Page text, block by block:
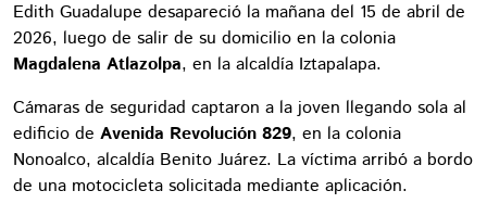
Edith Guadalupe desapareció la mañana del 15 de abril de
2026, luego de salir de su domicilio en la colonia
Magdalena Atlazolpa, en la alcaldía Iztapalapa.
Cámaras de seguridad captaron a la joven llegando sola al
edificio de Avenida Revolución 829, en la colonia
Nonoalco, alcaldía Benito Juárez. La víctima arribó a bordo
de una motocicleta solicitada mediante aplicación.